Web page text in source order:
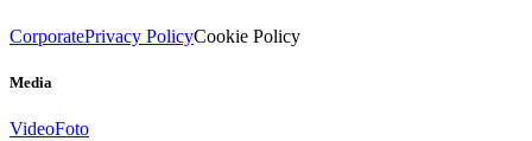
CorporatePrivacy PolicyCookie Policy
Media
VideoFoto